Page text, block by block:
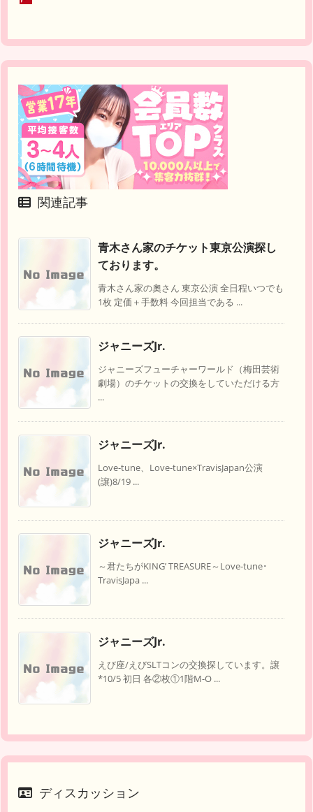
関連記事
青木さん家のチケット東京公演探し
ております。
青木さん家の奧さん 東京公演 全日程いつでも
1枚 定価＋手数料 今回担当である ...
ジャニーズJr.
ジャニーズフューチャーワールド（梅田芸術
劇場）のチケットの交換をしていただける方
...
ジャニーズJr.
Love-tune、Love-tune×TravisJapan公演
(譲)8/19 ...
ジャニーズJr.
～君たちがKING’ TREASURE～Love-tune･
TravisJapa ...
ジャニーズJr.
えび座/えびSLTコンの交換探しています。譲
*10/5 初日 各②枚①1階M-O ...
ディスカッション